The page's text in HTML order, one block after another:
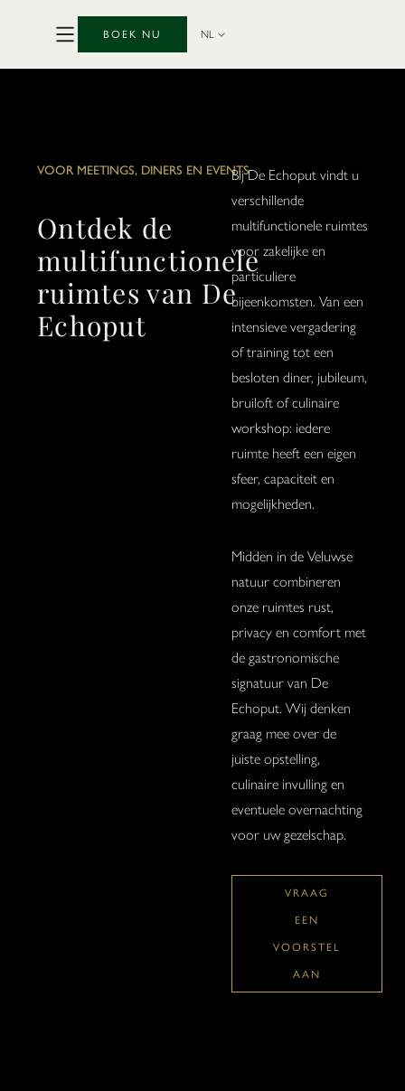
BOEK NU NL
Ontdek de
multifunctionele
ruimtes van De
Echoput
VOOR MEETINGS, DINERS EN EVENTSBij De Echoput vindt u
verschillende
multifunctionele ruimtes
voor zakelijke en
particuliere
bijeenkomsten. Van een
intensieve vergadering
of training tot een
besloten diner, jubileum,
bruiloft of culinaire
workshop: iedere
ruimte heeft een eigen
sfeer, capaciteit en
mogelijkheden.
Midden in de Veluwse
natuur combineren
onze ruimtes rust,
privacy en comfort met
de gastronomische
signatuur van De
Echoput. Wij denken
graag mee over de
juiste opstelling,
culinaire invulling en
eventuele overnachting
voor uw gezelschap.
VRAAG
EEN
VOORSTEL
AAN